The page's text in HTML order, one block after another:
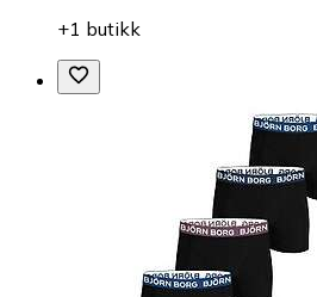
+1 butikk